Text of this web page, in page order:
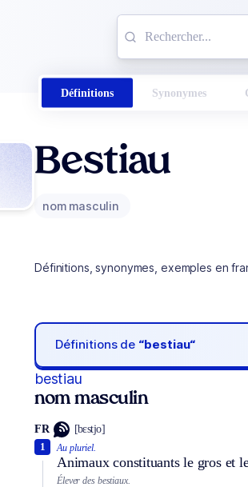
Définitions Synonymes
Bestiau
nom masculin
Définitions, synonymes, exemples en
Définitions de “bestiau“
bestiau
nom masculin
FR [bɛstjo]
Au pluriel.
Animaux constituants le gros et
1
Élever des bestiaux.